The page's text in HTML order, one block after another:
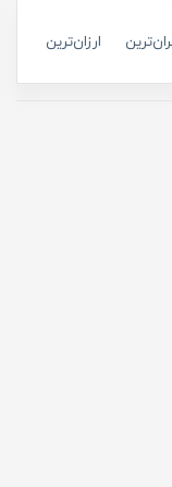
ارزان‌ترین